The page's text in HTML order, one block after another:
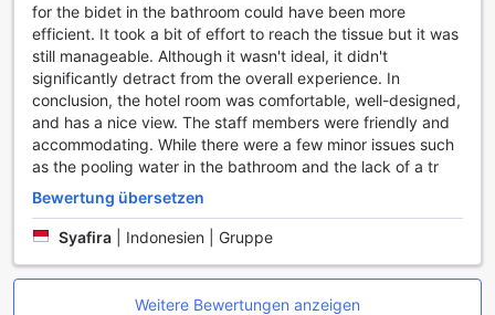
for the bidet in the bathroom could have been more
efficient. It took a bit of effort to reach the tissue but it was
still manageable. Although it wasn't ideal, it didn't
significantly detract from the overall experience. In
conclusion, the hotel room was comfortable, well-designed,
and has a nice view. The staff members were friendly and
accommodating. While there were a few minor issues such
as the pooling water in the bathroom and the lack of a tr
Bewertung übersetzen
Syafira Indonesien | Gruppe
Weitere Bewertungen anzeigen